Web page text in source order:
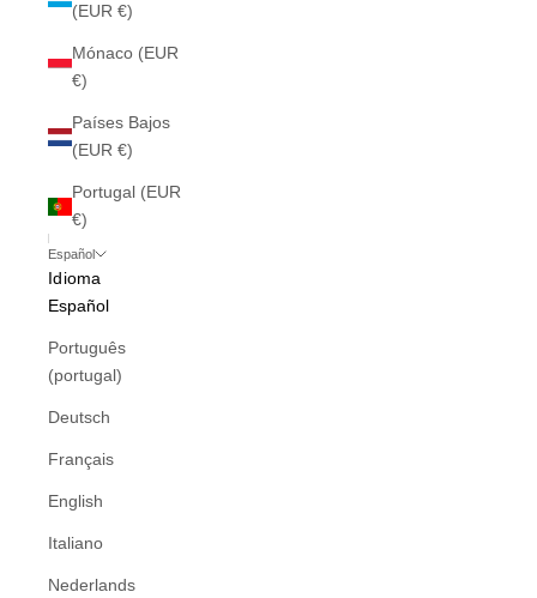
(EUR €)
Mónaco (EUR
€)
Países Bajos
(EUR €)
Portugal (EUR
€)
Español
Idioma
Español
Português
(portugal)
Deutsch
Français
English
Italiano
Nederlands